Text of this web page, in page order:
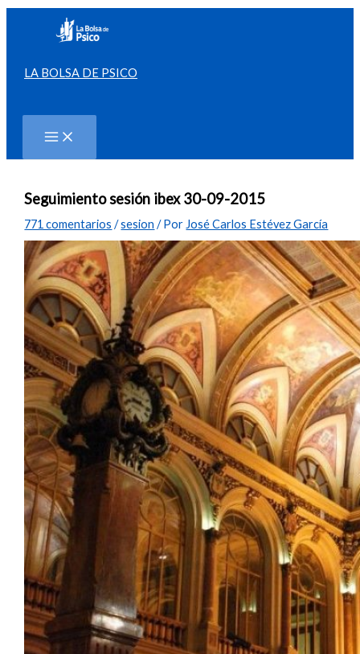
contenido
LA BOLSA DE PSICO
Seguimiento sesión ibex 30-09-2015
771 comentarios /sesion / Por José Carlos Estévez García